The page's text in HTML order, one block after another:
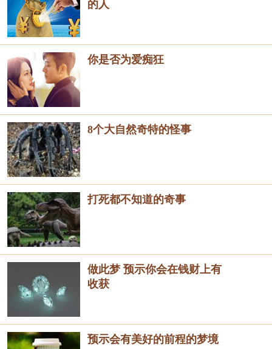
的人
你是否为爱痴狂
8个大自然奇特的怪事
打死都不知道的奇事
做此梦 预示你会在钱财上有
收获
预示会有美好的前程的梦境